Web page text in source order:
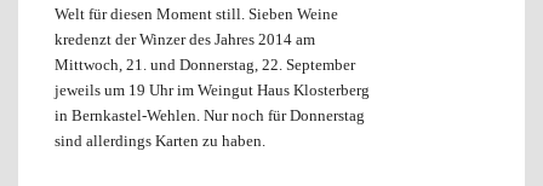
Welt für diesen Moment still. Sieben Weine
kredenzt der Winzer des Jahres 2014 am
Mittwoch, 21. und Donnerstag, 22. September
jeweils um 19 Uhr im Weingut Haus Klosterberg
in Bernkastel-Wehlen. Nur noch für Donnerstag
sind allerdings Karten zu haben.